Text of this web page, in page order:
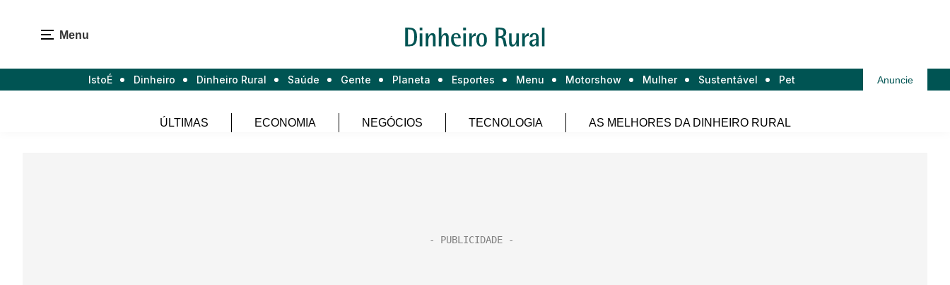
Menu
IstoÉ Dinheiro Dinheiro Rural Saúde Gente Planeta Esportes Menu Motorshow Mulher Sustentável Pet Anuncie
ÚLTIMAS ECONOMIA NEGÓCIOS TECNOLOGIA AS MELHORES DA DINHEIRO RURAL